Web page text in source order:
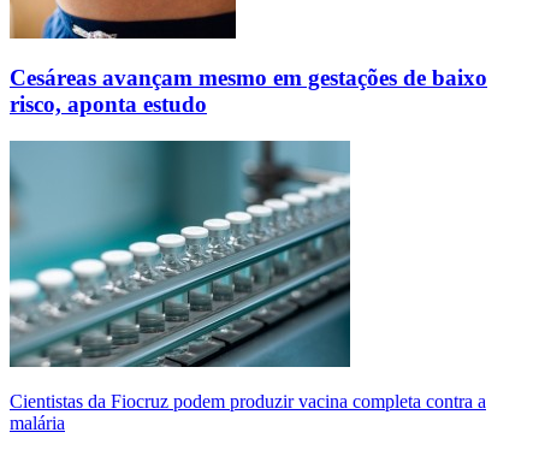
Cesáreas avançam mesmo em gestações de baixo
risco, aponta estudo
Cientistas da Fiocruz podem produzir vacina completa contra a
malária